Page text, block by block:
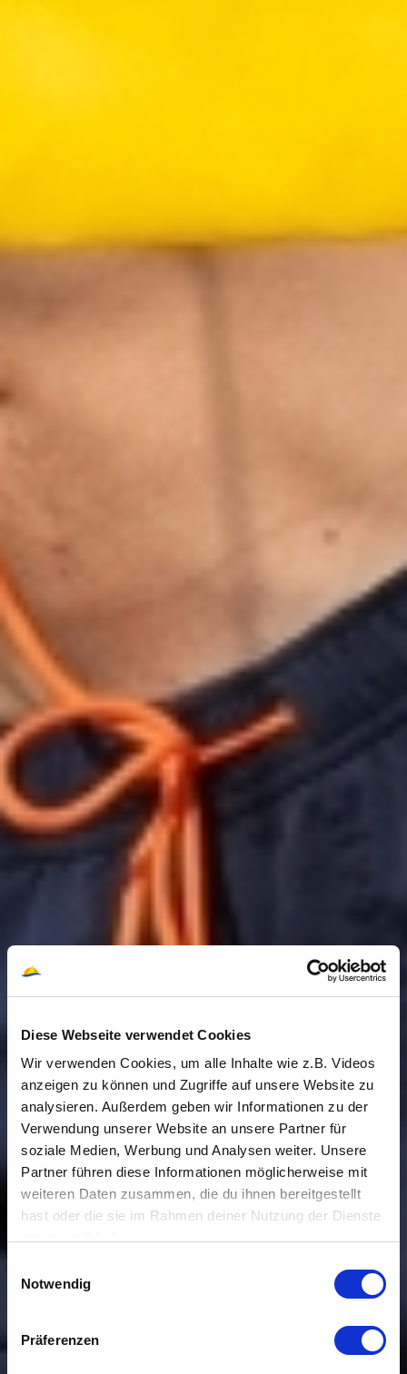
Diese Webseite verwendet Cookies
Wir verwenden Cookies, um alle Inhalte wie z.B. Videos
anzeigen zu können und Zugriffe auf unsere Website zu
analysieren. Außerdem geben wir Informationen zu der
Verwendung unserer Website an unsere Partner für
soziale Medien, Werbung und Analysen weiter. Unsere
Partner führen diese Informationen möglicherweise mit
weiteren Daten zusammen, die du ihnen bereitgestellt
hast oder die sie im Rahmen deiner Nutzung der Dienste
Notwendig
Präferenzen